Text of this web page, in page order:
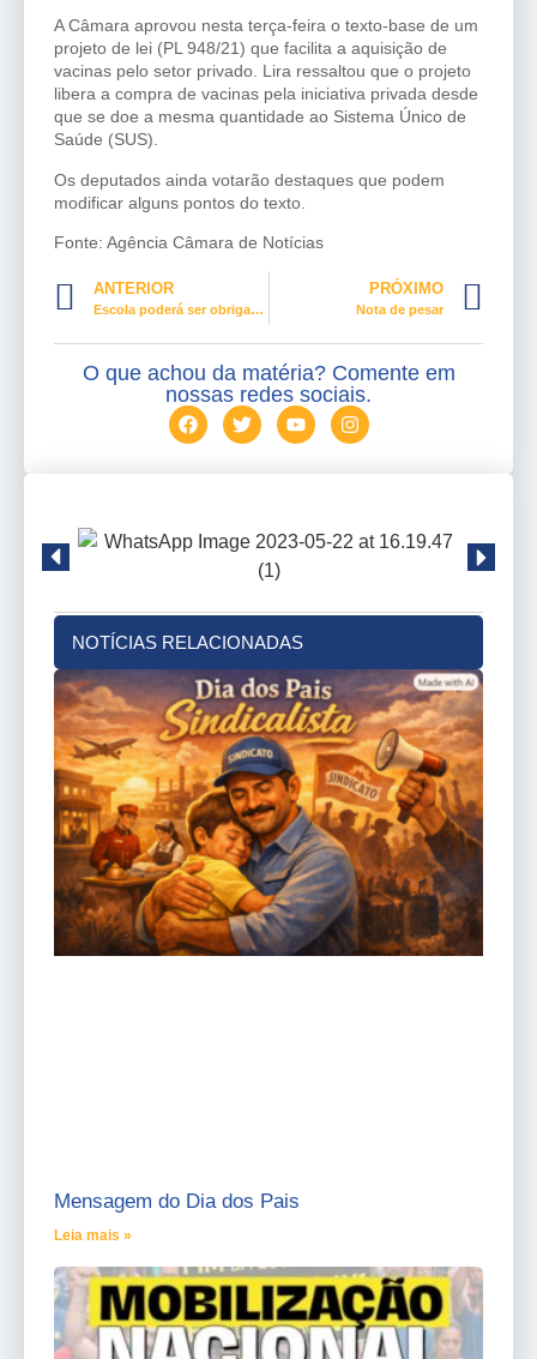
A Câmara aprovou nesta terça-feira o texto-base de um
projeto de lei (PL 948/21) que facilita a aquisição de
vacinas pelo setor privado. Lira ressaltou que o projeto
libera a compra de vacinas pela iniciativa privada desde
que se doe a mesma quantidade ao Sistema Único de
Saúde (SUS).
Os deputados ainda votarão destaques que podem
modificar alguns pontos do texto.
Fonte: Agência Câmara de Notícias
ANTERIOR
Escola poderá ser obrigada a exibir contatos do conselho tutelar e notificar casos de violência
PRÓXIMO
Nota de pesar
O que achou da matéria? Comente em
nossas redes sociais.
NOTÍCIAS RELACIONADAS
Mensagem do Dia dos Pais
Leia mais »